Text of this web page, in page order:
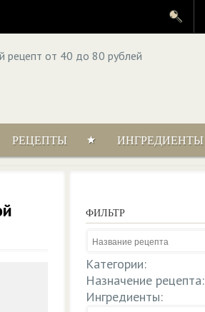
РЕЦЕПТЫ ИНГРЕДИЕНТЫ
ФИЛЬТР
Категории:
Назначение рецепта:
Ингредиенты: